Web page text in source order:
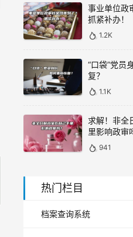
事业单位政
抓紧补办！
1.2K
“口袋”党员
复？
1.1K
求解！非全
里影响政审
941
热门栏目
档案查询系统